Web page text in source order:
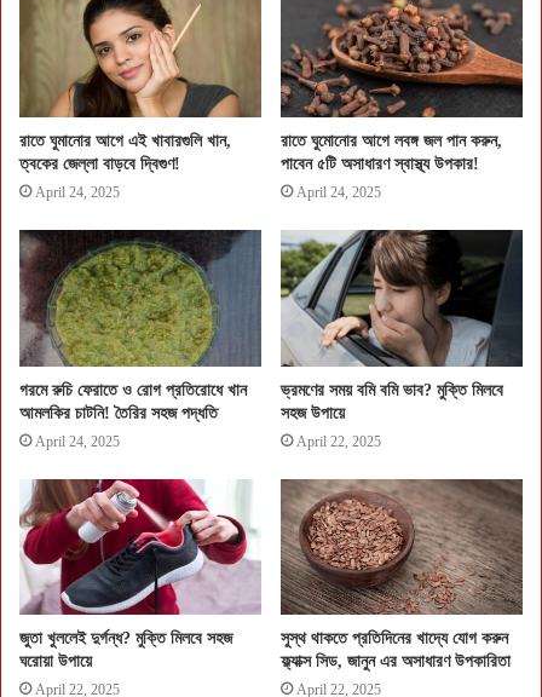
রাতে ঘুমানোর আগে এই খাবারগুলি খান,
ত্বকের জেল্লা বাড়বে দ্বিগুণ!
April 24, 2025
রাতে ঘুমোনোর আগে লবঙ্গ জল পান করুন,
পাবেন ৫টি অসাধারণ স্বাস্থ্য উপকার!
April 24, 2025
গরমে রুচি ফেরাতে ও রোগ প্রতিরোধে খান
আমলকির চাটনি! তৈরির সহজ পদ্ধতি
April 24, 2025
ভ্রমণের সময় বমি বমি ভাব? মুক্তি মিলবে
সহজ উপায়ে
April 22, 2025
জুতা খুললেই দুর্গন্ধ? মুক্তি মিলবে সহজ
ঘরোয়া উপায়ে
April 22, 2025
সুস্থ থাকতে প্রতিদিনের খাদ্যে যোগ করুন
ফ্ল্যাক্স সিড, জানুন এর অসাধারণ উপকারিতা
April 22, 2025